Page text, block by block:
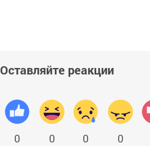
Оставляйте реакции
0 0 0 0